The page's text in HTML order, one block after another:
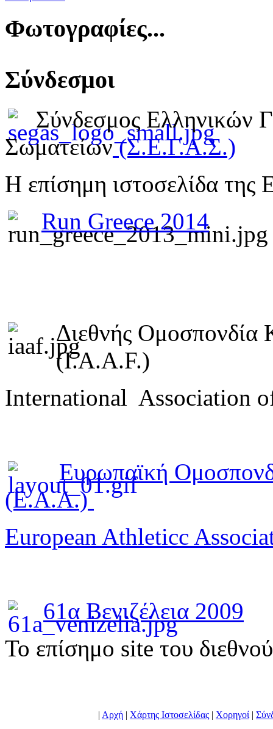
Φωτογραφίες...
Σύνδεσμοι
Σύνδεσμος Ελληνικών
Σωματείων (Σ.Ε.Γ.Α.Σ.)
Η επίσημη ιστοσελίδα της
Run Greece 2014
Διεθνής Ομοσπονδία
(I.A.A.F.)
International Association
Ευρωπαϊκή
(E.A.A.)
European Athleticc
61α Βενιζέλεια 2009
To επίσημο site του
| Αρχή | Χάρτης Ιστοσελίδας | Χορηγοί |